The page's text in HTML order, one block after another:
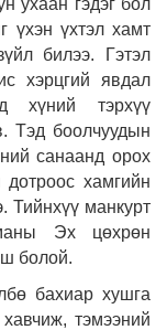
ухаан гэдэг бол
үхэн үхтэл хамт
билээ. Гэтэл
хэрцгий явдал
хүний тэрхүү
Тэд боолчуудын
санаанд орох
хамгийн
Тийнхүү манкурт
Эх цөхрөн
болой.
бахиар хушга
тэмээний